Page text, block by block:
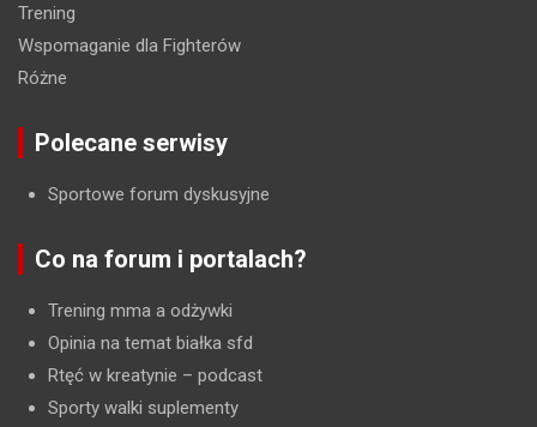
Trening
Wspomaganie dla Fighterów
Różne
Polecane serwisy
Sportowe forum dyskusyjne
Co na forum i portalach?
Trening mma a odżywki
Opinia na temat białka sfd
Rtęć w kreatynie – podcast
Sporty walki suplementy